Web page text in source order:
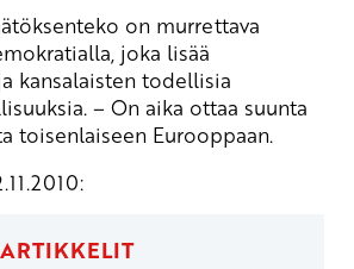
on murrettava
joka lisää
kansalaisten todellisia
– On aika ottaa suunta
toisenlaiseen Eurooppaan.